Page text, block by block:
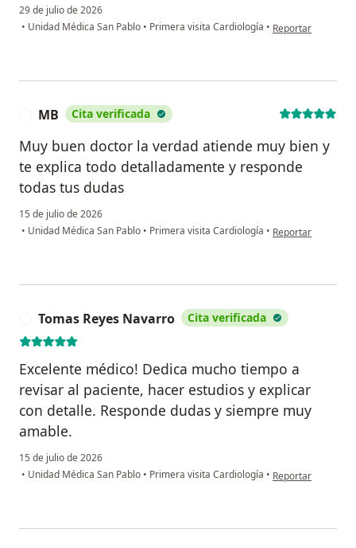
29 de julio de 2026
• Unidad Médica San Pablo • Primera visita Cardiología • en opinión del
Reportar
MB Cita verificada
Muy buen doctor la verdad atiende muy bien y
te explica todo detalladamente y responde
todas tus dudas
15 de julio de 2026
• Unidad Médica San Pablo • Primera visita Cardiología • en opinión del
Reportar
Tomas Reyes Navarro Cita verificada
Excelente médico! Dedica mucho tiempo a
revisar al paciente, hacer estudios y explicar
con detalle. Responde dudas y siempre muy
amable.
15 de julio de 2026
• Unidad Médica San Pablo • Primera visita Cardiología • en opinión del
Reportar